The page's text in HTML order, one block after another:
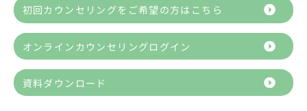
初回カウンセリングをご希望の方はこちら
オンラインカウンセリングログイン
資料ダウンロード